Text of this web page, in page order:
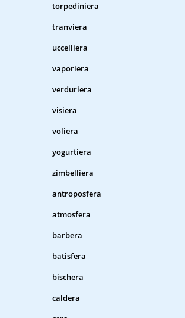
torpediniera
tranviera
uccelliera
vaporiera
verduriera
visiera
voliera
yogurtiera
zimbelliera
antroposfera
atmosfera
barbera
batisfera
bischera
caldera